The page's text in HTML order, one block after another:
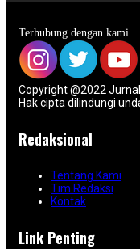
Terhubung dengan kami
Copyright @2022
Hak cipta dilindungi
Redaksional
Tentang Kami
Tim Redaksi
Kontak
Link Penting